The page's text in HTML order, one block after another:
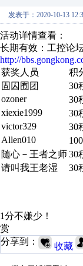
发表于：2020-10-13
活动详情查看：
长期有效：工控论
http://
获奖人员
积
固囚囿团
30
ozoner
30
xiexie1999
30
victor329
30
Allen010
随心－王者之师30
请叫我王老湿
30
1分不嫌少！
赏
分享到：
收藏